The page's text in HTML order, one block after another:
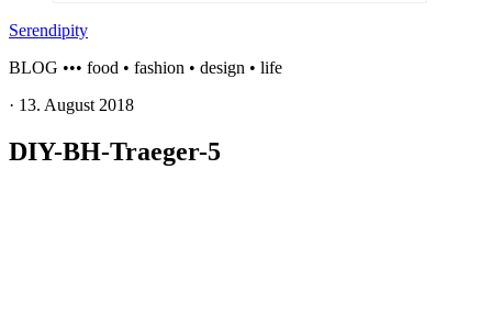
Serendipity
BLOG ••• food • fashion • design • life
· 13. August 2018
DIY-BH-Traeger-5